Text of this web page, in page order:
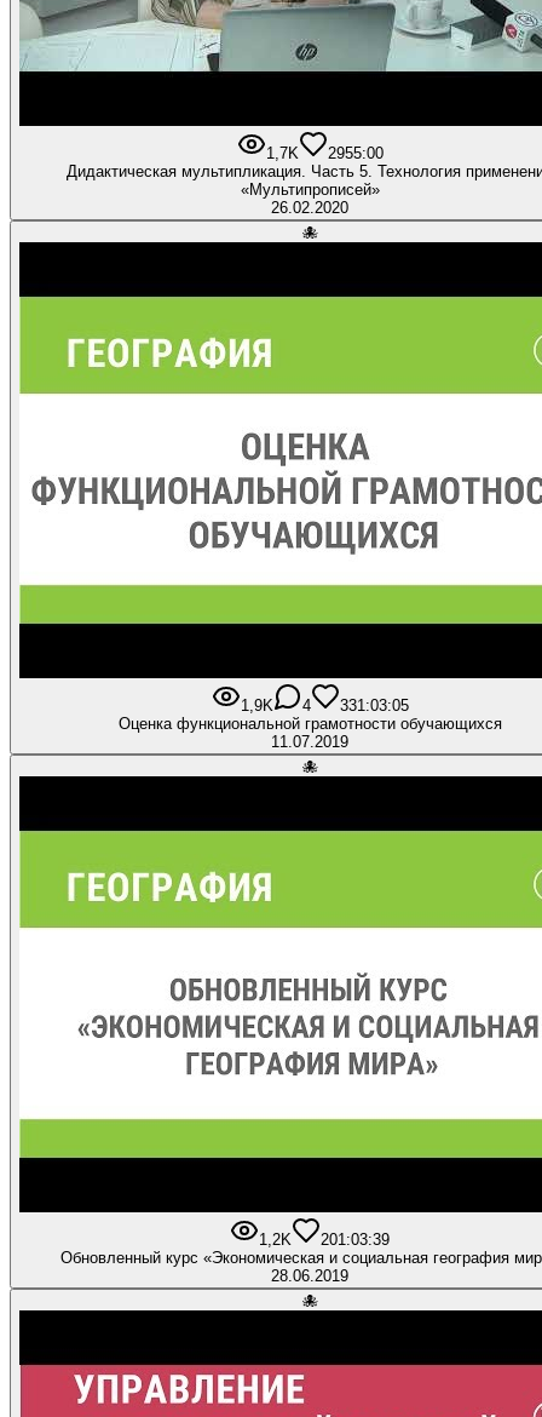
1,7K 2955:00
Дидактическая мультипликация. Часть 5. Технология
«Мультипрописей»
26.02.2020
🐙
1,9K 4 331:03:05
Оценка функциональной грамотности обучающихся
11.07.2019
🐙
1,2K 201:03:39
Обновленный курс «Экономическая и социальная география
28.06.2019
🐙